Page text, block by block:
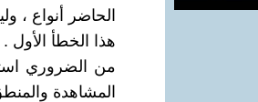
الحاضر أنواع ،
هذا الخطأ الأول .
من الضروري
المشاهدة